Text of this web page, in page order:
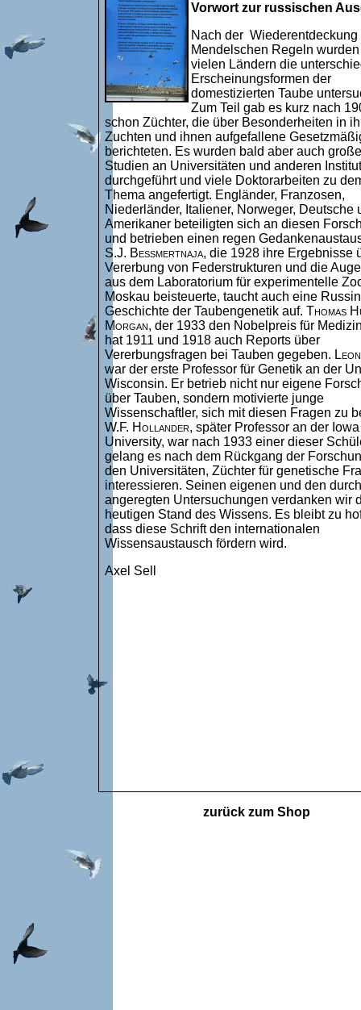
Vorwort zur russischen
Nach der Wiederentdeckung
Mendelschen Regeln
vielen Ländern die
Erscheinungsformen der
domestizierten Taube
Zum Teil gab es kurz nach
schon Züchter, die über Besonderheiten in
Zuchten und ihnen aufgefallene
berichteten. Es wurden bald aber auch große
Studien an Universitäten und anderen
durchgeführt und viele Doktorarbeiten zu
Thema angefertigt. Engländer, Franzosen,
Niederländer, Italiener, Norweger, Deutsche
Amerikaner beteiligten sich an diesen
und betrieben einen regen
S.J. Bessmertnaja, die 1928 ihre Ergebnisse
Vererbung von Federstrukturen und die
aus dem Laboratorium für experimentelle
Moskau beisteuerte, taucht auch eine
Geschichte der Taubengenetik auf. Thomas
Morgan, der 1933 den Nobelpreis für
hat 1911 und 1918 auch Reports über
Vererbungsfragen bei Tauben gegeben.
war der erste Professor für Genetik an der
Wisconsin. Er betrieb nicht nur eigene
über Tauben, sondern motivierte junge
Wissenschaftler, sich mit diesen Fragen zu
W.F. Hollander, später Professor an der
University, war nach 1933 einer dieser
gelang es nach dem Rückgang der
den Universitäten, Züchter für genetische
interessieren. Seinen eigenen und den
angeregten Untersuchungen verdanken wir
heutigen Stand des Wissens. Es bleibt zu
dass diese Schrift den internationalen
Wissensaustausch fördern wird.
Axel Sell
zurück zum S hop